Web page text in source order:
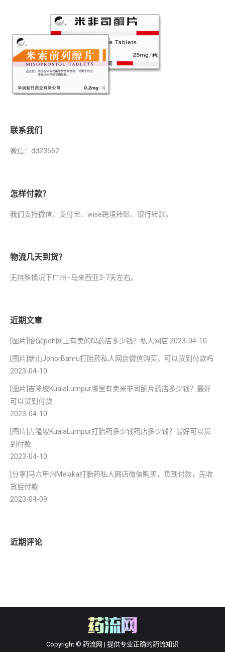
联系我们
微信：dd23562
怎样付款？
我们支持微信、支付宝、wise跨境转账、银行转账。
物流几天到货？
无特殊情况下广州–马来西亚3-7天左右。
近期文章
[图片]怡保lpoh网上有卖的吗药店多少钱？私人网店 2023-04-10
[图片]新山JohorBahru打胎药私人网店微信购买，可以货到付款吗
2023-04-10
[图片]吉隆坡KualaLumpur哪里有卖米非司酮片药店多少钱？最好
可以货到付款
2023-04-10
[图片]吉隆坡KualaLumpur打胎药多少钱药店多少钱？最好可以货
到付款
2023-04-10
[分享]马六甲州Melaka打胎药私人网店微信购买，货到付款，先收
货后付款
2023-04-09
近期评论
Copyright © 药流网 | 提供专业正确的药流知识